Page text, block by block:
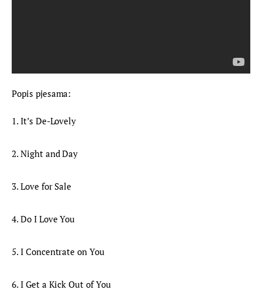
Popis pjesama:
1. It’s De-Lovely
2. Night and Day
3. Love for Sale
4. Do I Love You
5. I Concentrate on You
6. I Get a Kick Out of You